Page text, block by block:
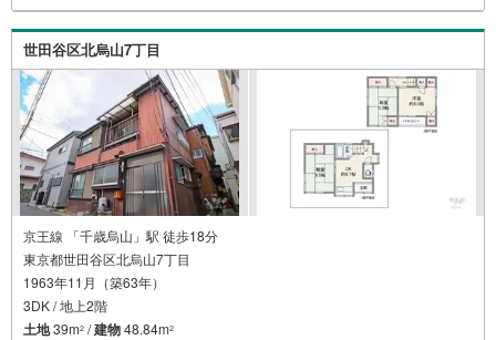
の無料セミナーをご招待いたします。
世田谷区北烏山7丁目
京王線 「千歳烏山」駅 徒歩18分
東京都世田谷区北烏山7丁目
1963年11月（築63年）
3DK / 地上2階
土地39m2 /建物48.84m2